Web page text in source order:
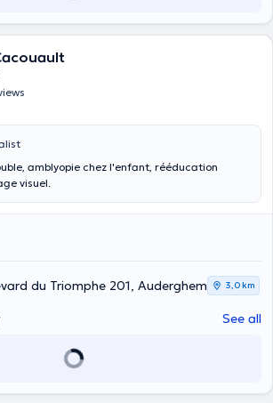
amblyopie chez l'enfant, rééducation
visuel.
du Triomphe 201, Auderghem 3,0 km
See all